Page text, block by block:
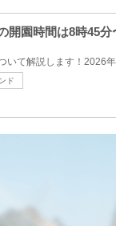
開園時間は8時45
いて解説します！2026
ド